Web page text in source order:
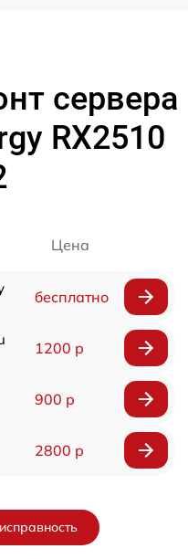
сервера
RX2510
Цена
бесплатно
1200 р
900 р
2800 р